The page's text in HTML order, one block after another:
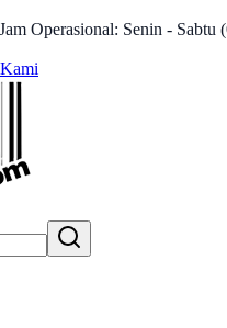
Jam Operasional: Senin - Sabtu